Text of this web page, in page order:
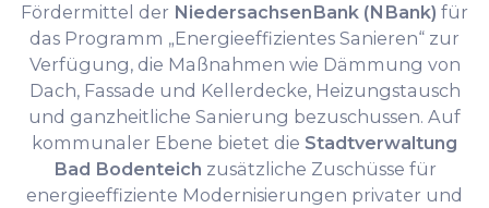
Fördermittel der NiedersachsenBank (NBank) für
das Programm „Energieeffizientes Sanieren“ zur
Verfügung, die Maßnahmen wie Dämmung von
Dach, Fassade und Kellerdecke, Heizungstausch
und ganzheitliche Sanierung bezuschussen. Auf
kommunaler Ebene bietet die Stadtverwaltung
Bad Bodenteich zusätzliche Zuschüsse für
energieeffiziente Modernisierungen privater und